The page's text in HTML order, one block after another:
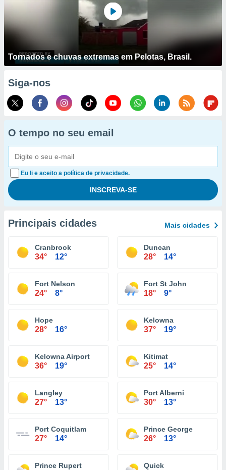
Tornados e chuvas extremas em Pelotas, Brasil.
Siga-nos
O tempo no seu email
Eu li e aceito a política de privacidade.
Principais cidades Mais cidades
Cranbrook
34° 12°
Duncan
28° 14°
Fort Nelson
24° 8°
Fort St John
18° 9°
Hope
28° 16°
Kelowna
37° 19°
Kelowna Airport
36° 19°
Kitimat
25° 14°
Langley
27° 13°
Port Alberni
30° 13°
Port Coquitlam
27° 14°
Prince George
26° 13°
Prince Rupert Quick